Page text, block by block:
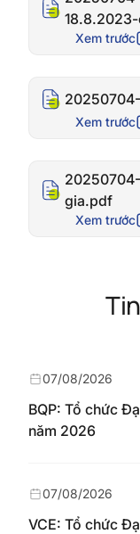
Xem trước
Xem trước
gia.pdf
Xem trước
BQP: Tổ chức
năm 2026
07/08/2026
VCE: Tổ chức
07/08/2026